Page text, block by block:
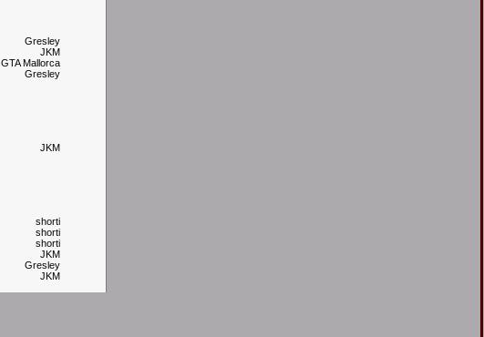
Gresley
JKM
GTA Mallorca
Gresley
JKM
shorti
shorti
shorti
JKM
Gresley
JKM